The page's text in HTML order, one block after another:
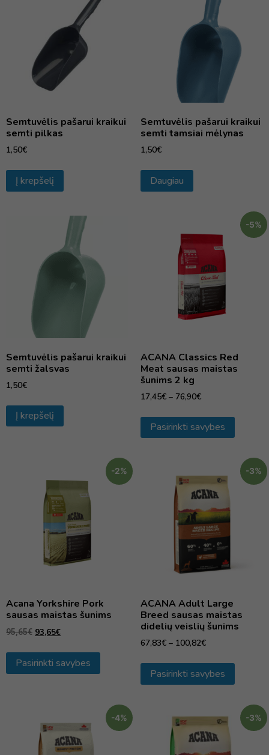
Semtuvėlis pašarui kraikui
semti pilkas
1,50€
Į krepšelį
Semtuvėlis pašarui kraikui
semti tamsiai mėlynas
1,50€
Daugiau
Semtuvėlis pašarui kraikui
semti žalsvas
1,50€
Į krepšelį
-5%
ACANA Classics Red
Meat sausas maistas
šunims 2 kg
17,45€ – 76,90€
Pasirinkti savybes
-2%
Acana Yorkshire Pork
sausas maistas šunims
95,65€ 93,65€
Pasirinkti savybes
-3%
ACANA Adult Large
Breed sausas maistas
didelių veislių šunims
67,83€ – 100,82€
Pasirinkti savybes
-4% -3%